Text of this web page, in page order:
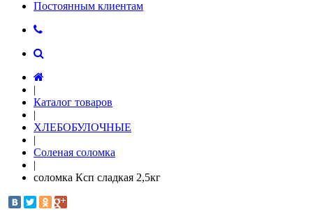
Постоянным клиентам
|
Каталог товаров
|
ХЛЕБОБУЛОЧНЫЕ
|
Соленая соломка
|
соломка Ксп сладкая 2,5кг